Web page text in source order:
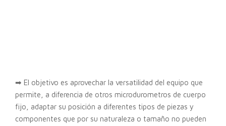
➡ El objetivo es aprovechar la versatilidad del equipo que
permite, a diferencia de otros microdurometros de cuerpo
fijo, adaptar su posición a diferentes tipos de piezas y
componentes que por su naturaleza o tamaño no pueden